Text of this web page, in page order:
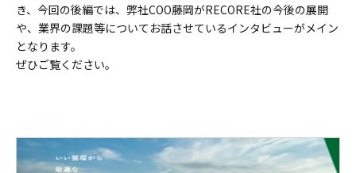
き、今回の後編では、弊社COO藤岡がRECORE社の今後の展開
や、業界の課題等についてお話させているインタビューがメイン
となります。
ぜひご覧ください。